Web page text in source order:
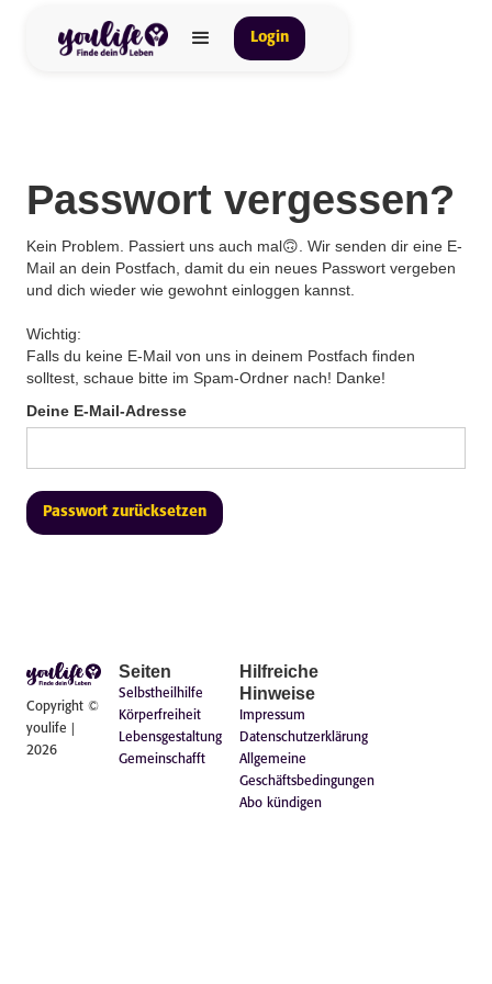
Login
Passwort vergessen?
Kein Problem. Passiert uns auch mal🙃. Wir senden dir eine E-
Mail an dein Postfach, damit du ein neues Passwort vergeben
und dich wieder wie gewohnt einloggen kannst.
Wichtig:
Falls du keine E-Mail von uns in deinem Postfach finden
solltest, schaue bitte im Spam-Ordner nach! Danke!
Deine E-Mail-Adresse
Copyright ©
youlife |
2026
Seiten
Selbstheilhilfe
Körperfreiheit
Lebensgestaltung
Gemeinschafft
Hilfreiche
Hinweise
Impressum
Datenschutzerklärung
Allgemeine
Geschäftsbedingungen
Abo kündigen